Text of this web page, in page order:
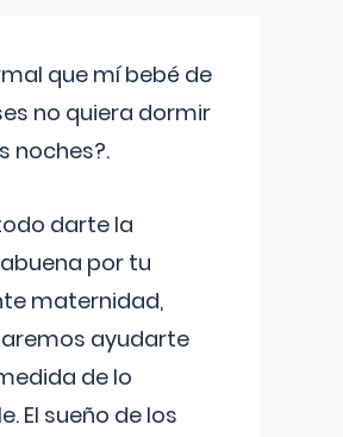
que mí bebé de
no quiera dormir
noches?.
darte la
por tu
maternidad,
ayudarte
de lo
El sueño de los